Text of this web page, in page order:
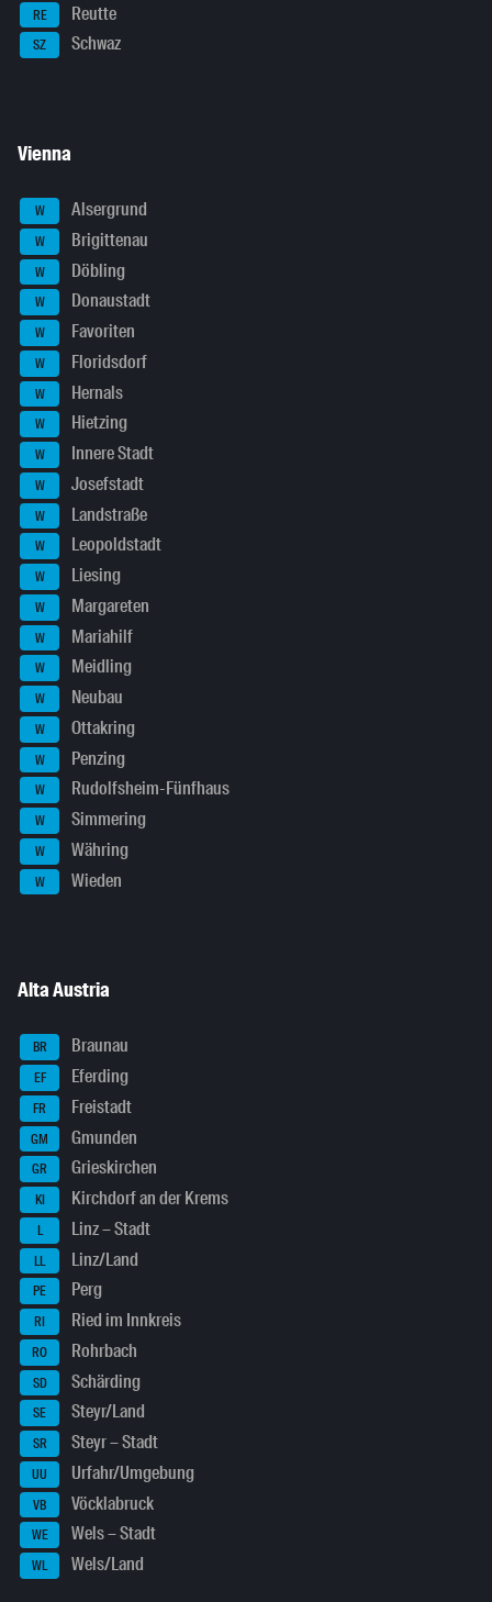
RE Reutte
SZ Schwaz
Vienna
W Alsergrund
W Brigittenau
W Döbling
W Donaustadt
W Favoriten
W Floridsdorf
W Hernals
W Hietzing
W Innere Stadt
W Josefstadt
W Landstraße
W Leopoldstadt
W Liesing
W Margareten
W Mariahilf
W Meidling
W Neubau
W Ottakring
W Penzing
W Rudolfsheim-Fünfhaus
W Simmering
W Währing
W Wieden
Alta Austria
BR Braunau
EF Eferding
FR Freistadt
GM Gmunden
GR Grieskirchen
KI Kirchdorf an der Krems
L Linz – Stadt
LL Linz/Land
PE Perg
RI Ried im Innkreis
RO Rohrbach
SD Schärding
SE Steyr/Land
SR Steyr – Stadt
UU Urfahr/Umgebung
VB Vöcklabruck
WE Wels – Stadt
WL Wels/Land